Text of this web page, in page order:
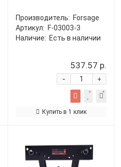
Производитель: Forsage
Артикул: F-03003-3
Наличие: Есть в наличии
537.57 р.
+
-
Купить в 1 клик